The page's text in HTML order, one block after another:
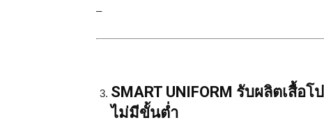
–
SMART UNIFORM รับผลิตเสื้
ไม่มีขั้นต่ำ